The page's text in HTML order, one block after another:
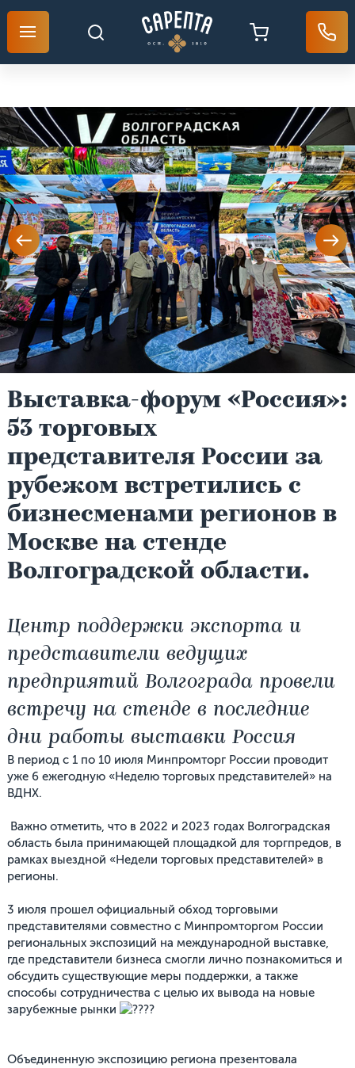
Выставка-форум «Россия»:
53 торговых
представителя России за
рубежом встретились с
бизнесменами регионов в
Москве на стенде
Волгоградской области.
Центр поддержки экспорта и
представители ведущих
предприятий Волгограда провели
встречу на стенде в последние
дни работы выставки Россия
В период с 1 по 10 июля Минпромторг России проводит
уже 6 ежегодную «Неделю торговых представителей» на
ВДНХ.
Важно отметить, что в 2022 и 2023 годах Волгоградская
область была принимающей площадкой для торгпредов, в
рамках выездной «Недели торговых представителей» в
регионы.
3 июля прошел официальный обход торговыми
представителями совместно с Минпромторгом России
региональных экспозиций на международной выставке,
где представители бизнеса смогли лично познакомиться и
обсудить существующие меры поддержки, а также
способы сотрудничества с целью их вывода на новые
зарубежные рынки
Объединенную экспозицию региона презентовала